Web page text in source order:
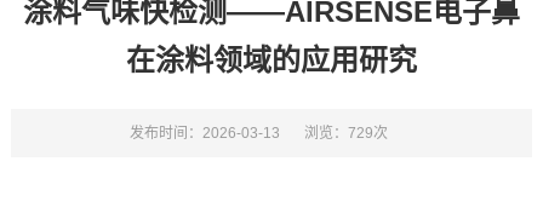
涂料气味快检测——AIRSENSE电子鼻
在涂料领域的应用研究
发布时间：2026-03-13 浏览：729次